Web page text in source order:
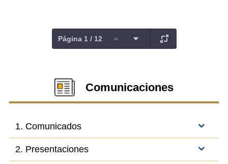
Página 1 / 12
Comunicaciones
1. Comunicados
2. Presentaciones